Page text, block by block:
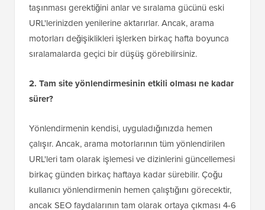
taşınması gerektiğini anlar ve sıralama gücünü eski
URL'lerinizden yenilerine aktarırlar. Ancak, arama
motorları değişiklikleri işlerken birkaç hafta boyunca
sıralamalarda geçici bir düşüş görebilirsiniz.
2. Tam site yönlendirmesinin etkili olması ne kadar
sürer?
Yönlendirmenin kendisi, uyguladığınızda hemen
çalışır. Ancak, arama motorlarının tüm yönlendirilen
URL'leri tam olarak işlemesi ve dizinlerini güncellemesi
birkaç günden birkaç haftaya kadar sürebilir. Çoğu
kullanıcı yönlendirmenin hemen çalıştığını görecektir,
ancak SEO faydalarının tam olarak ortaya çıkması 4-6